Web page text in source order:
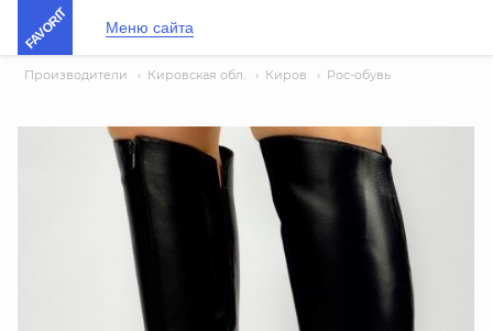
FAVORIT Меню сайта
Производители › Кировская обл. › Киров › Рос-обувь